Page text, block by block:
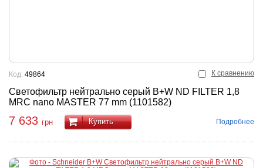
К сравнению
Светофильтр нейтрально серый B+W ND FILTER 1,8
MRC nano MASTER 77 mm (1101582)
Код: 49864
7 633 грн Купить Подробнее